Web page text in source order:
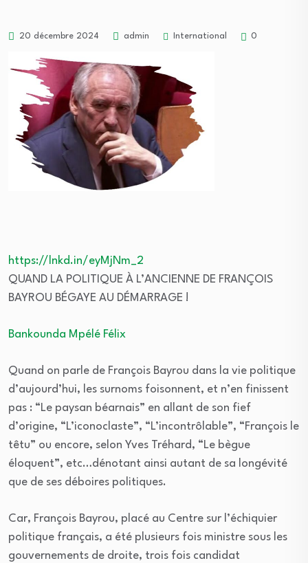
20 décembre 2024 admin International 0
https://lnkd.in/eyMjNm_2
QUAND LA POLITIQUE À L’ANCIENNE DE FRANÇOIS
BAYROU BÉGAYE AU DÉMARRAGE !
Bankounda Mpélé Félix
Quand on parle de François Bayrou dans la vie politique
d’aujourd’hui, les surnoms foisonnent, et n’en finissent
pas : “Le paysan béarnais” en allant de son fief
d’origine, “L’iconoclaste”, “L’incontrôlable”, “François le
têtu” ou encore, selon Yves Tréhard, “Le bègue
éloquent”, etc…dénotant ainsi autant de sa longévité
que de ses déboires politiques.
Car, François Bayrou, placé au Centre sur l’échiquier
politique français, a été plusieurs fois ministre sous les
gouvernements de droite, trois fois candidat